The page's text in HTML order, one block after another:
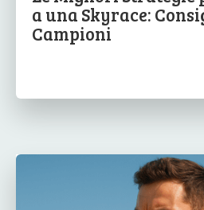
a una Skyrace:
Campioni